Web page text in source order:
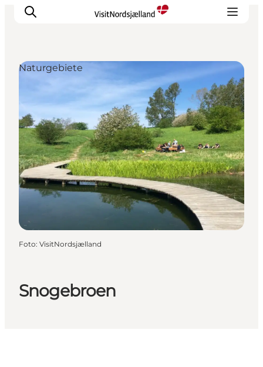
Highlights
Erlebnisse
Geschmack
Unterkünfte
Städte
Reiseplanung
Snogebroen
Naturgebiete
Foto: VisitNordsjælland